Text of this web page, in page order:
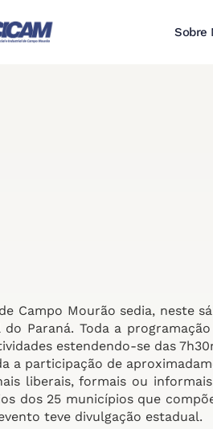
Sobre
Campo Mourão sedia, neste
do Paraná. Toda a
estendendo-se das
a participação de
liberais, formais ou
dos 25 municípios que
teve divulgação estadual.